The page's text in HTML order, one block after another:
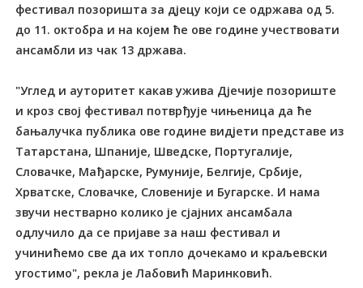
фестивал позоришта за дјецу који се одржава од 5.
до 11. октобра и на којем ће ове године учествовати
ансамбли из чак 13 држава.
"Углед и ауторитет какав ужива Дјечије позориште
и кроз свој фестивал потврђује чињеница да ће
бањалучка публика ове године видјети представе из
Татарстана, Шпаније, Шведске, Португалије,
Словачке, Мађарске, Румуније, Белгије, Србије,
Хрватске, Словачке, Словеније и Бугарске. И нама
звучи нестварно колико је сјајних ансамбала
одлучило да се пријаве за наш фестивал и
учинићемо све да их топло дочекамо и краљевски
угостимо", рекла је Лабовић Маринковић.